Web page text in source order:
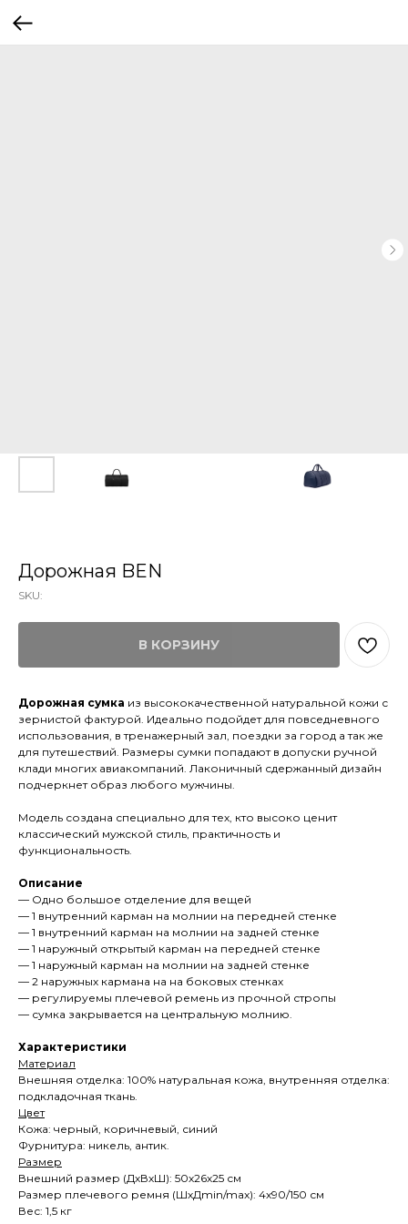
Дорожная BEN
SKU:
В КОРЗИНУ
Дорожная сумка из высококачественной натуральной кожи с
зернистой фактурой. Идеально подойдет для повседневного
использования, в тренажерный зал, поездки за город а так же
для путешествий. Размеры сумки попадают в допуски ручной
клади многих авиакомпаний. Лаконичный сдержанный дизайн
подчеркнет образ любого мужчины.
Модель создана специально для тех, кто высоко ценит
классический мужской стиль, практичность и
функциональность.
Описание
— Одно большое отделение для вещей
— 1 внутренний карман на молнии на передней стенке
— 1 внутренний карман на молнии на задней стенке
— 1 наружный открытый карман на передней стенке
— 1 наружный карман на молнии на задней стенке
— 2 наружных кармана на на боковых стенках
— регулируемы плечевой ремень из прочной стропы
— сумка закрывается на центральную молнию.
Характеристики
Материал
Внешняя отделка: 100% натуральная кожа, внутренняя отделка:
подкладочная ткань.
Цвет
Кожа: черный, коричневый, синий
Фурнитура: никель, антик.
Размер
Внешний размер (ДхВхШ): 50х26х25 см
Размер плечевого ремня (ШхДmin/max): 4х90/150 см
Вес: 1,5 кг